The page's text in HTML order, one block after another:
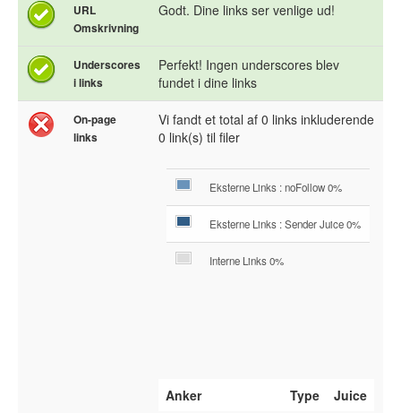
URL
Omskrivning
Godt. Dine links ser venlige ud!
Underscores
i links
Perfekt! Ingen underscores blev
fundet i dine links
On-page
links
Vi fandt et total af 0 links inkluderende
0 link(s) til filer
Eksterne Links : noFollow 0%
Eksterne Links : Sender Juice 0%
Interne Links 0%
Anker Type Juice